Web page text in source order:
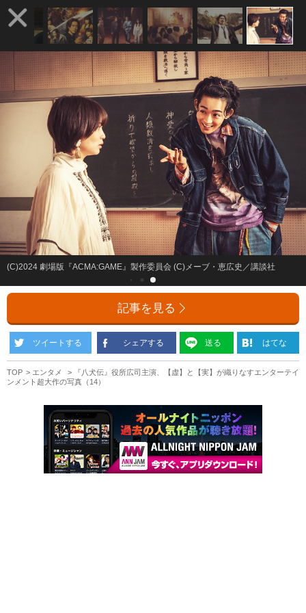
(C)2024 劇場版『ACMA:GAME』製作委員会 (C)メーブ・恵広史／講談社
記事を見る
ツイートする シェアする 送る はてな
TOP エンタメ
『八犬伝』役所広司主演、【虚】と【実】が織りなすエンターテイ
ンメント超大作の写真（14）